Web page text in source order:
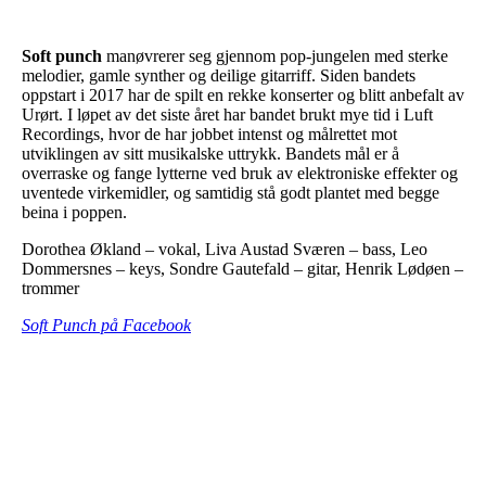
Soft punch manøvrerer seg gjennom pop-jungelen med sterke
melodier, gamle synther og deilige gitarriff. Siden bandets
oppstart i 2017 har de spilt en rekke konserter og blitt anbefalt av
Urørt. I løpet av det siste året har bandet brukt mye tid i Luft
Recordings, hvor de har jobbet intenst og målrettet mot
utviklingen av sitt musikalske uttrykk. Bandets mål er å
overraske og fange lytterne ved bruk av elektroniske effekter og
uventede virkemidler, og samtidig stå godt plantet med begge
beina i poppen.
Dorothea Økland – vokal, Liva Austad Sværen – bass, Leo
Dommersnes – keys, Sondre Gautefald – gitar, Henrik Lødøen –
trommer
Soft Punch på Facebook